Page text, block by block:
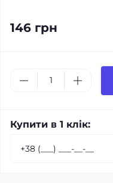
146 грн
Купити в 1 клік: